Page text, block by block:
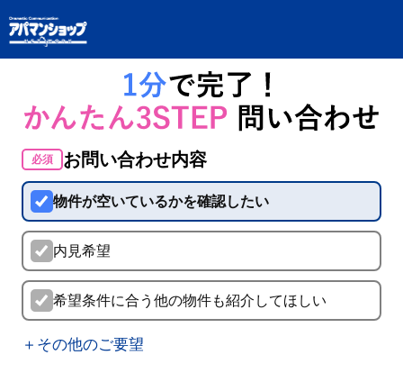
必須 お問い合わせ内容
物件が空いているかを確認したい
内見希望
希望条件に合う他の物件も紹介してほしい
＋その他のご要望